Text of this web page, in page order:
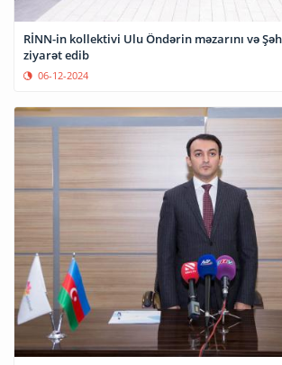
RİNN-in kollektivi Ulu Öndərin məzarını və
ziyarət edib
06-12-2024